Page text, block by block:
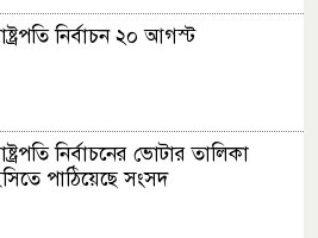
নির্বাচন ২০ আগস্ট
নির্বাচনের ভোটার তালিকা
পাঠিয়েছে সংসদ